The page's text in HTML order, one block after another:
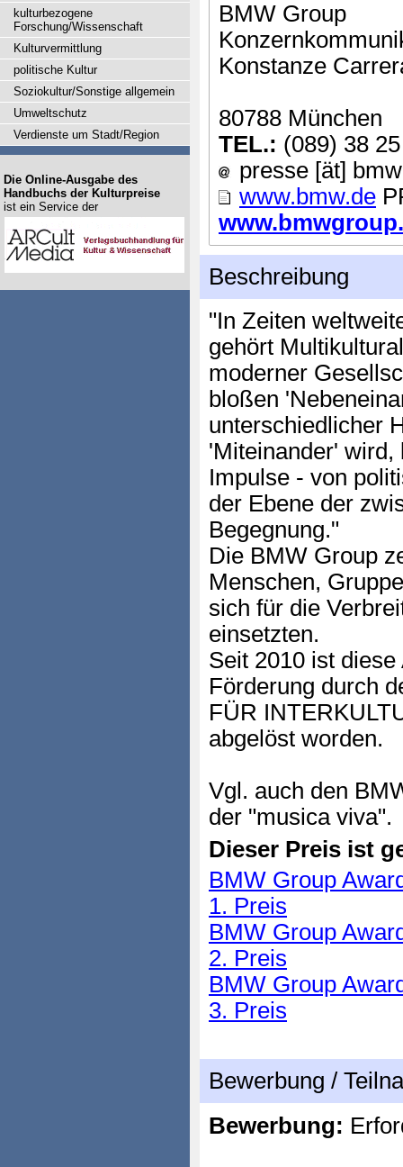
BMW Group
Konstanze
80788 München
TEL.: (089) 38
presse [ät]
www.bmw.de
Beschreibung
"In Zeiten
gehört
moderner
bloßen
unterschiedlicher
'Miteinander' wird,
Impulse - von
der Ebene der
Begegnung."
Die BMW Group
Menschen,
sich für die
einsetzten.
Seit 2010 ist
Förderung durch
FÜR
abgelöst worden.
Vgl. auch den
der "musica viva".
Dieser Preis ist
BMW Group
1. Preis
BMW Group
2. Preis
BMW Group
3. Preis
Bewerbung /
Bewerbung:
kulturbezogene
Forschung/Wissenschaft
Kulturvermittlung
politische Kultur
Soziokultur/Sonstige allgemein
Umweltschutz
Verdienste um Stadt/Region
Die Online-Ausgabe des
Handbuchs der Kulturpreise
ist ein Service der